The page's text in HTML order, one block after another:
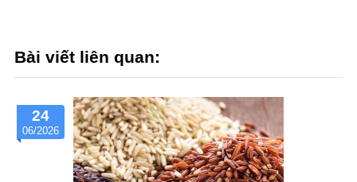
Bài viết liên quan:
30
05/2026